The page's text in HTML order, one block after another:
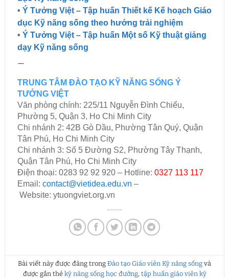
• Ý Tưởng Việt – Tập huấn Thiết kế Kế hoạch Giáo
dục Kỹ năng sống theo hướng trải nghiệm
• Ý Tưởng Việt – Tập huấn Một số Kỹ thuật giảng
dạy Kỹ năng sống
—
TRUNG TÂM ĐÀO TẠO KỸ NĂNG SỐNG Ý
TƯỞNG VIỆT
Văn phòng chính: 225/11 Nguyễn Đình Chiểu,
Phường 5, Quận 3, Ho Chi Minh City
Chi nhánh 2: 42B Gò Dầu, Phường Tân Quý, Quận
Tân Phú, Ho Chi Minh City
Chi nhánh 3: Số 5 Đường S2, Phường Tây Thạnh,
Quận Tân Phú, Ho Chi Minh City
Điện thoại: 0283 92 92 920 – Hotline: 0327 113 117
Email: contact@vietidea.edu.vn –
Website: ytuongviet.org.vn
Bài viết này được đăng trong Đào tạo Giáo viên Kỹ năng sống và
được gắn thẻ kỹ năng sống học đường, tập huấn giáo viên kỹ